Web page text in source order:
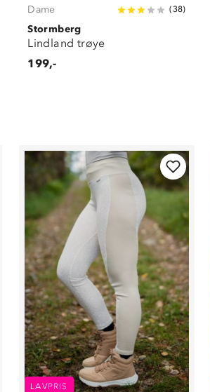
Dame (38)
Stormberg
Lindland trøye
199,-
LAVPRIS